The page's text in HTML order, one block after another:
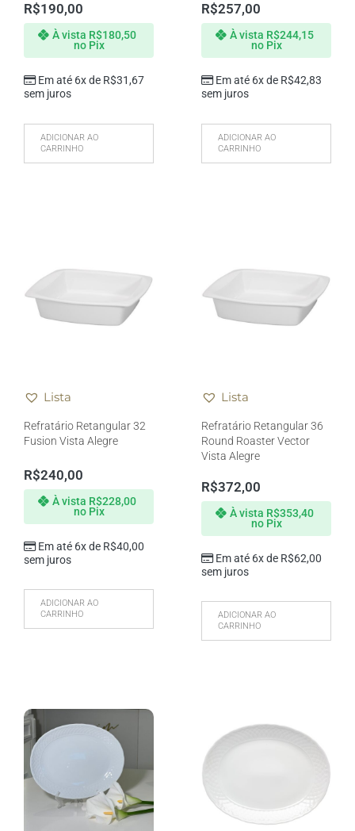
R$190,00
Em até 6x de R$31,67
sem juros
À vista R$180,50
no Pix
ADICIONAR AO
CARRINHO
R$257,00
Em até 6x de R$42,83
sem juros
À vista R$244,15
no Pix
ADICIONAR AO
CARRINHO
Lista
Refratário Retangular 32
Fusion Vista Alegre
R$240,00
Em até 6x de R$40,00
sem juros
À vista R$228,00
no Pix
ADICIONAR AO
CARRINHO
Lista
Refratário Retangular 36
Round Roaster Vector
Vista Alegre
R$372,00
Em até 6x de R$62,00
sem juros
À vista R$353,40
no Pix
ADICIONAR AO
CARRINHO